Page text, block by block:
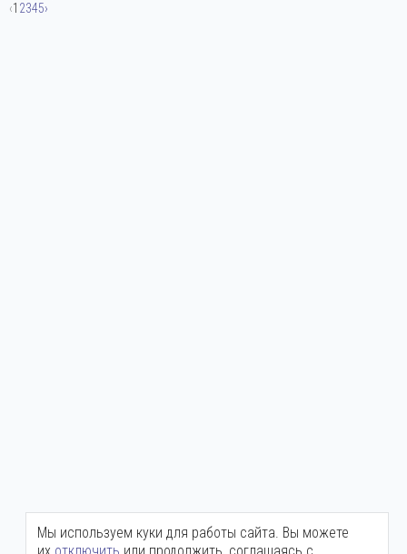
‹1 2345›
Мы используем куки для работы сайта. Вы можете